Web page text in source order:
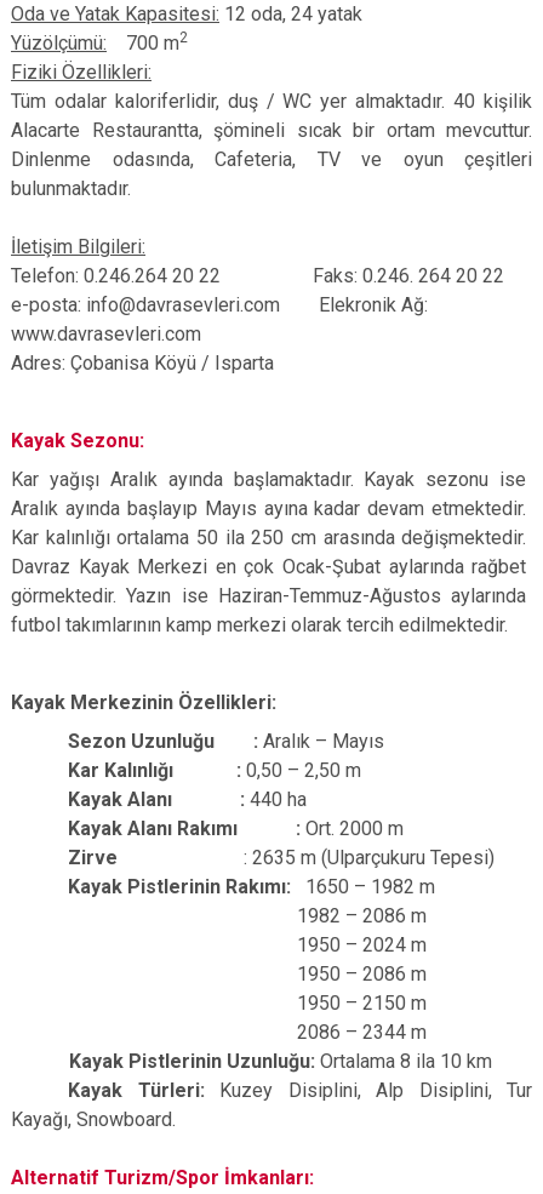
Oda ve Yatak Kapasitesi: 12 oda, 24 yatak
Yüzölçümü: 700 m2
Fiziki Özellikleri:
Tüm odalar kaloriferlidir, duş / WC yer almaktadır. 40 kişilik
Alacarte Restaurantta, şömineli sıcak bir ortam mevcuttur.
Dinlenme odasında, Cafeteria, TV ve oyun çeşitleri
bulunmaktadır.
İletişim Bilgileri:
Telefon: 0.246.264 20 22 Faks: 0.246. 264 20 22
e-posta: info@davrasevleri.com Elekronik Ağ:
www.davrasevleri.com
Adres: Çobanisa Köyü / Isparta
Kayak Sezonu:
Kar yağışı Aralık ayında başlamaktadır. Kayak sezonu ise
Aralık ayında başlayıp Mayıs ayına kadar devam etmektedir.
Kar kalınlığı ortalama 50 ila 250 cm arasında değişmektedir.
Davraz Kayak Merkezi en çok Ocak-Şubat aylarında rağbet
görmektedir. Yazın ise Haziran-Temmuz-Ağustos aylarında
futbol takımlarının kamp merkezi olarak tercih edilmektedir.
Kayak Merkezinin Özellikleri:
Sezon Uzunluğu : Aralık – Mayıs
Kar Kalınlığı : 0,50 – 2,50 m
Kayak Alanı : 440 ha
Kayak Alanı Rakımı : Ort. 2000 m
Zirve: 2635 m (Ulparçukuru Tepesi)
Kayak Pistlerinin Rakımı: 1650 – 1982 m
1982 – 2086 m
1950 – 2024 m
1950 – 2086 m
1950 – 2150 m
2086 – 2344 m
Kayak Pistlerinin Uzunluğu: Ortalama 8 ila 10 km
Kayak Türleri: Kuzey Disiplini, Alp Disiplini, Tur
Kayağı, Snowboard.
Alternatif Turizm/Spor İmkanları: